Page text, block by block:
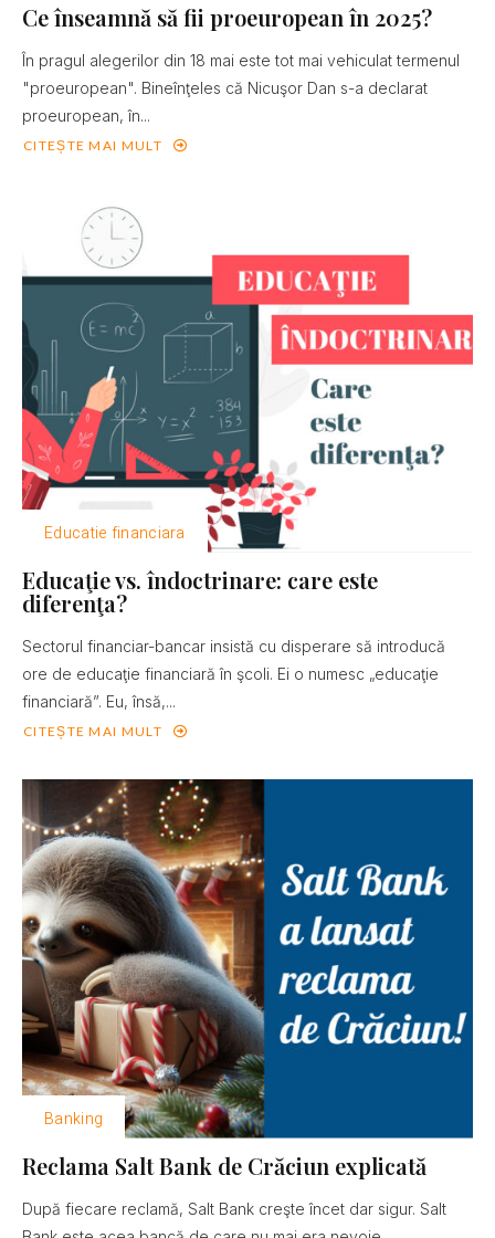
Ce înseamnă să fii proeuropean în 2025?
În pragul alegerilor din 18 mai este tot mai vehiculat termenul
"proeuropean". Bineînţeles că Nicuşor Dan s-a declarat
proeuropean, în...
CITEȘTE MAI MULT
Educatie financiara
Educaţie vs. îndoctrinare: care este
diferenţa?
Sectorul financiar-bancar insistă cu disperare să introducă
ore de educaţie financiară în şcoli. Ei o numesc „educaţie
financiară”. Eu, însă,...
CITEȘTE MAI MULT
Banking
Reclama Salt Bank de Crăciun explicată
După fiecare reclamă, Salt Bank creşte încet dar sigur. Salt